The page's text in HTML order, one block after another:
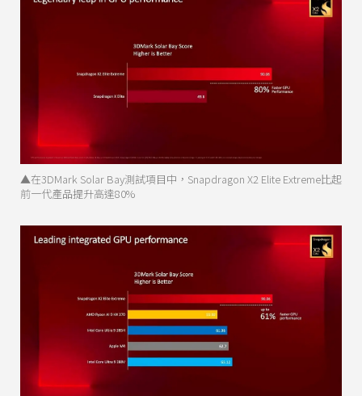
▲在3DMark Solar Bay測試項目中，Snapdragon X2 Elite Extreme比起
前一代產品提升高達80%